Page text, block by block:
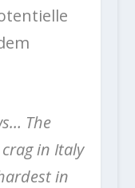
The
in Italy
in